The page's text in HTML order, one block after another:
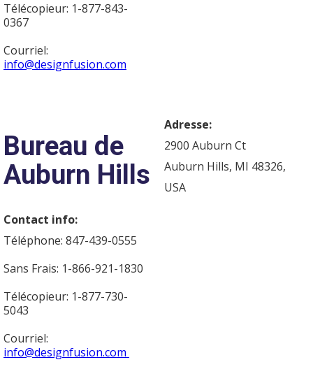
Télécopieur: 1-877-843-
0367
Courriel:
info@designfusion.com
Bureau de
Auburn Hills
Adresse:
2900 Auburn Ct
Auburn Hills, MI 48326,
USA
Contact info:
Téléphone: 847-439-0555
Sans Frais: 1-866-921-1830
Télécopieur: 1-877-730-
5043
Courriel:
info@designfusion.com